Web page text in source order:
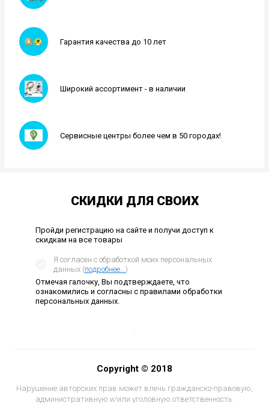
Гарантия качества до 10 лет
Широкий ассортимент - в наличии
Сервисные центры более чем в 50 городах!
Copyright © 2018
Нарушение авторских прав может влечь гражданско-правовую,
административную и/или уголовную ответственность.
СКИДКИ ДЛЯ СВОИХ
Пройди регистрацию на сайте и получи доступ к
скидкам на все товары
Я согласен с обработкой моих персональных
данных (подробнее...)
Отмечая галочку, Вы подтверждаете, что
ознакомились и согласны с правилами обработки
персональных данных.